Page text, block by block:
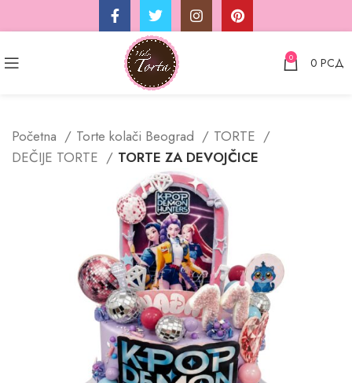
0 0 РСД
Početna Torte kolači Beograd
TORTE
DEČIJE TORTE
TORTE ZA DEVOJČICE